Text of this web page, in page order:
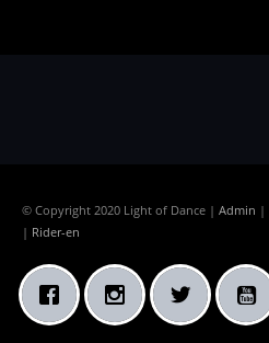
© Copyright 2020 Light of Dance | Admin |
| Rider-en